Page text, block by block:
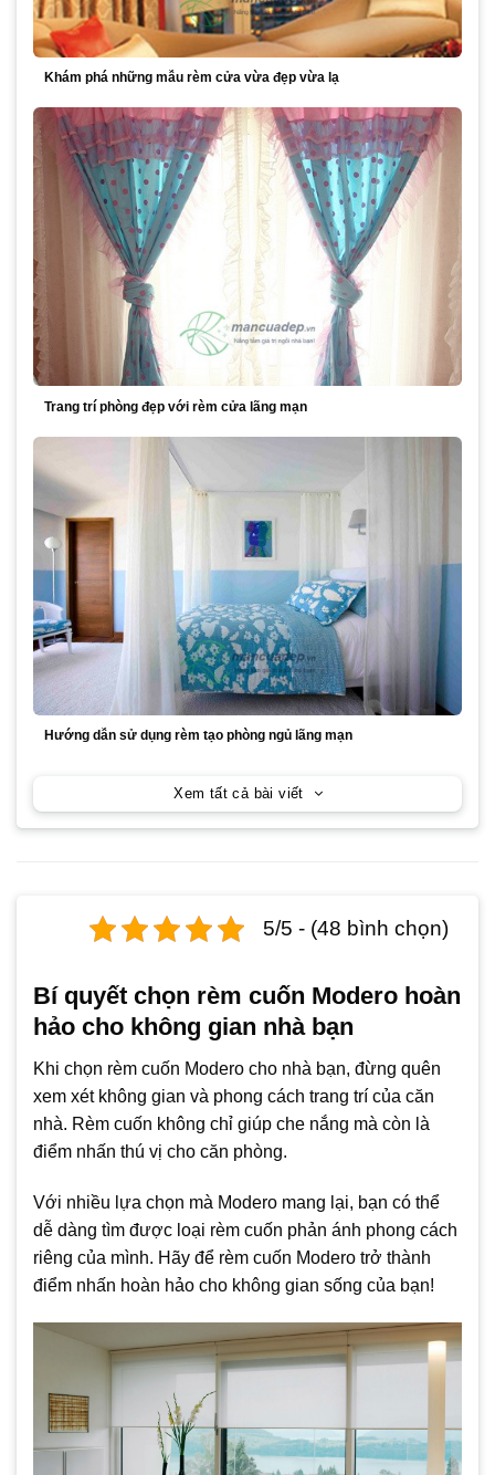
5/5 - (48 bình chọn)
Bí quyết chọn rèm cuốn Modero hoàn
hảo cho không gian nhà bạn
Khi chọn rèm cuốn Modero cho nhà bạn, đừng quên
xem xét không gian và phong cách trang trí của căn
nhà. Rèm cuốn không chỉ giúp che nắng mà còn là
điểm nhấn thú vị cho căn phòng.
Với nhiều lựa chọn mà Modero mang lại, bạn có thể
dễ dàng tìm được loại rèm cuốn phản ánh phong cách
riêng của mình. Hãy để rèm cuốn Modero trở thành
điểm nhấn hoàn hảo cho không gian sống của bạn!
Khám phá những mẫu rèm cửa vừa đẹp vừa lạ
Trang trí phòng đẹp với rèm cửa lãng mạn
Hướng dẫn sử dụng rèm tạo phòng ngủ lãng mạn
Xem tất cả bài viết